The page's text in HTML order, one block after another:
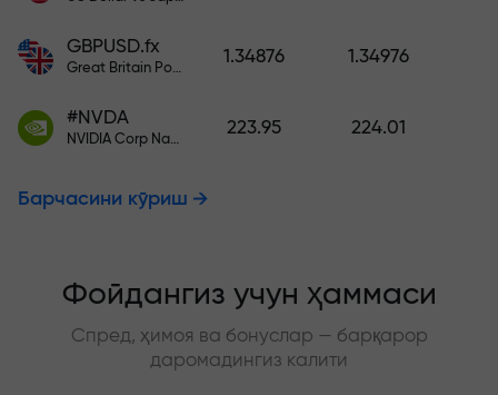
GBPUSD.fx
Great Britain Pound vs US Dollar
1.34876 1.34976
#NVDA
NVIDIA Corp Nasdaq Stock Exchange (Nasdaq) USD
223.95 224.01
Барчасини кўриш
Фойдангиз учун ҳаммаси
Спред, ҳимоя ва бонуслар — барқарор
даромадингиз калити